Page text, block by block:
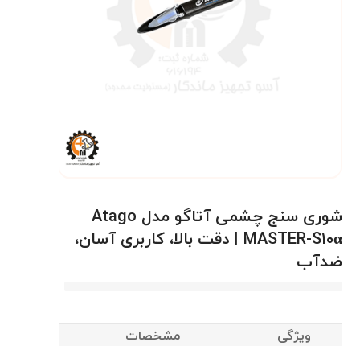
شوری سنج چشمی آتاگو مدل Atago
MASTER-S۱۰α | دقت بالا، کاربری آسان،
ضدآب
ویژگی
مشخصات